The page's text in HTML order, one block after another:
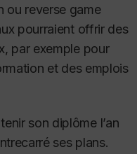
ou reverse game
pourraient offrir des
par exemple pour
et des emplois
son diplôme l’an
ses plans.